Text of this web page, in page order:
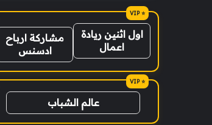
اول اثنين ريادة
اعمال
مشاركة ارباح
ادسنس
عالم الشباب